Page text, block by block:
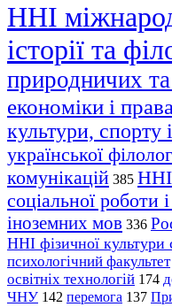
ННІ
історії та
природничих
економіки і права
культури, спорту
української
комунікацій 385 ННІ
соціальної роботи
іноземних мов 336
ННІ фізичної культури
психологічний факультет
освітніх технологій 174
ЧНУ 142 перемога 137